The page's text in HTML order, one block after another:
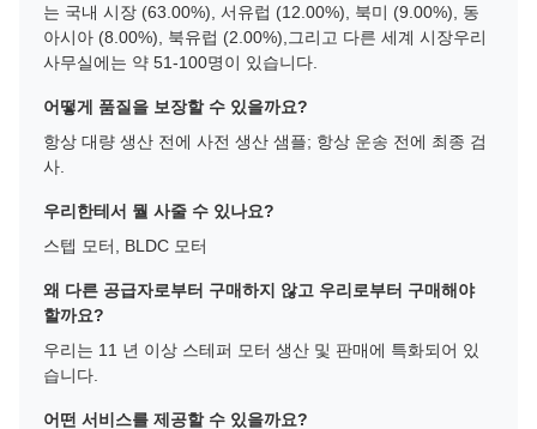
는 국내 시장 (63.00%), 서유럽 (12.00%), 북미 (9.00%), 동
아시아 (8.00%), 북유럽 (2.00%),그리고 다른 세계 시장우리
사무실에는 약 51-100명이 있습니다.
어떻게 품질을 보장할 수 있을까요?
항상 대량 생산 전에 사전 생산 샘플; 항상 운송 전에 최종 검
사.
우리한테서 뭘 사줄 수 있나요?
스텝 모터, BLDC 모터
왜 다른 공급자로부터 구매하지 않고 우리로부터 구매해야
할까요?
우리는 11 년 이상 스테퍼 모터 생산 및 판매에 특화되어 있
습니다.
어떤 서비스를 제공할 수 있을까요?